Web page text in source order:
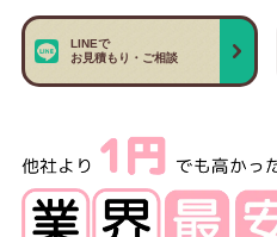
LINEで
お見積もり・ご相談